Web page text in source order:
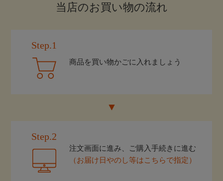
当店のお買い物の流れ
Step.1
商品を買い物かごに入れましょう
Step.2
注文画面に進み、ご購入手続きに進む
（お届け日やのし等はこちらで指定）